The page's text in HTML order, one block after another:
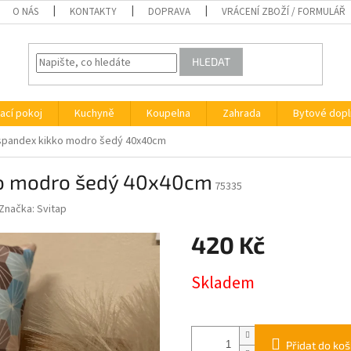
O NÁS KONTAKTY DOPRAVA VRÁCENÍ ZBOŽÍ / FORMULÁŘ
HLEDAT
pokoj Kuchyně Koupelna Zahrada Bytové
kikko modro šedý 40x40cm
modro šedý 40x40cm 75335
Značka:Svitap
420 Kč
cena:
Skladem
Přidat do